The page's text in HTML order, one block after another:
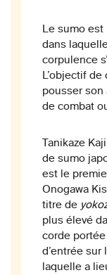
Le sumo
dans
corpulence
L’objectif
pousser son
de combat
Tanikaze
de sumo
est le
Onogawa
titre de
plus élevé
corde
d’entrée sur
laquelle a